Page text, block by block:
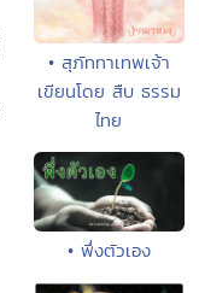
• สุภัททาเทพเจ้า
เขียนโดย สืบ ธรรม
ไทย
• พึ่งตัวเอง